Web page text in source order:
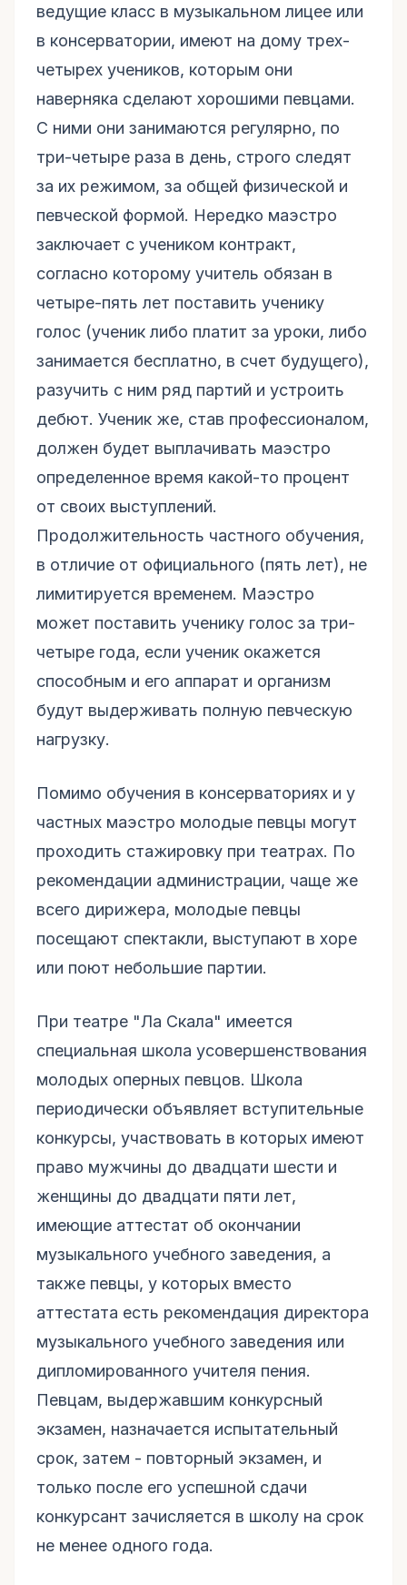
ведущие класс в музыкальном лицее или
в консерватории, имеют на дому трех-
четырех учеников, которым они
наверняка сделают хорошими певцами.
С ними они занимаются регулярно, по
три-четыре раза в день, строго следят
за их режимом, за общей физической и
певческой формой. Нередко маэстро
заключает с учеником контракт,
согласно которому учитель обязан в
четыре-пять лет поставить ученику
голос (ученик либо платит за уроки, либо
занимается бесплатно, в счет будущего),
разучить с ним ряд партий и устроить
дебют. Ученик же, став профессионалом,
должен будет выплачивать маэстро
определенное время какой-то процент
от своих выступлений.
Продолжительность частного обучения,
в отличие от официального (пять лет), не
лимитируется временем. Маэстро
может поставить ученику голос за три-
четыре года, если ученик окажется
способным и его аппарат и организм
будут выдерживать полную певческую
нагрузку.
Помимо обучения в консерваториях и у
частных маэстро молодые певцы могут
проходить стажировку при театрах. По
рекомендации администрации, чаще же
всего дирижера, молодые певцы
посещают спектакли, выступают в хоре
или поют небольшие партии.
При театре "Ла Скала" имеется
специальная школа усовершенствования
молодых оперных певцов. Школа
периодически объявляет вступительные
конкурсы, участвовать в которых имеют
право мужчины до двадцати шести и
женщины до двадцати пяти лет,
имеющие аттестат об окончании
музыкального учебного заведения, а
также певцы, у которых вместо
аттестата есть рекомендация директора
музыкального учебного заведения или
дипломированного учителя пения.
Певцам, выдержавшим конкурсный
экзамен, назначается испытательный
срок, затем - повторный экзамен, и
только после его успешной сдачи
конкурсант зачисляется в школу на срок
не менее одного года.